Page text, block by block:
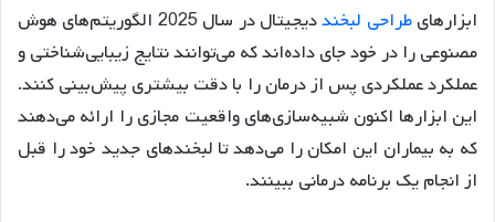
ابزارهایطراحی لبخند
دیجیتال در سال 2025 الگوریتم‌های هوش
مصنوعی را در خود جای داده‌اند که می‌توانند نتایج زیبایی‌شناختی و
عملکرد عملکردی پس از درمان را با دقت بیشتری پیش‌بینی کنند.
این ابزارها اکنون شبیه‌سازی‌های واقعیت مجازی را ارائه می‌دهند
که به بیماران این امکان را می‌دهد تا لبخندهای جدید خود را قبل
از انجام یک برنامه درمانی ببینند.